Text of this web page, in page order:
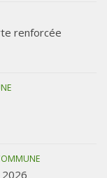
renforcée
2026